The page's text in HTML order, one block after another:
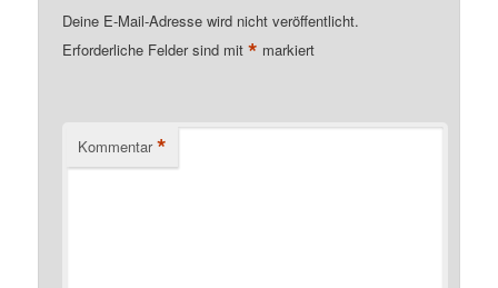
Deine E-Mail-Adresse wird nicht veröffentlicht.
Erforderliche Felder sind mit* markiert
Kommentar *